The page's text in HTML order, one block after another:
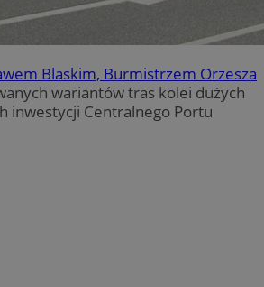
Blaskim, Burmistrzem Orzesza
wariantów tras kolei dużych
inwestycji Centralnego Portu